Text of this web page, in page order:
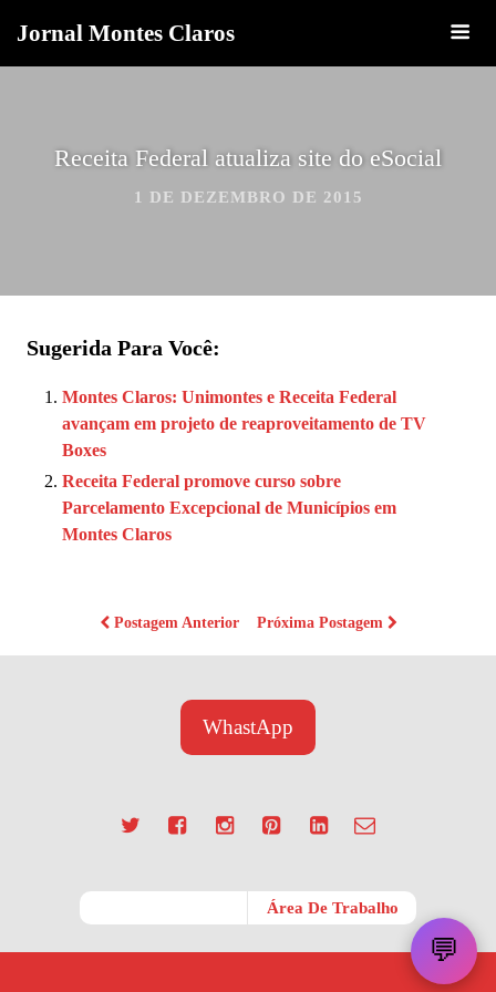
Jornal Montes Claros
Receita Federal atualiza site do eSocial
1 DE DEZEMBRO DE 2015
Sugerida Para Você:
Montes Claros: Unimontes e Receita Federal
avançam em projeto de reaproveitamento de TV
Boxes
Receita Federal promove curso sobre
Parcelamento Excepcional de Municípios em
Montes Claros
Postagem Anterior Próxima Postagem
WhastApp
💬
Área De Trabalho